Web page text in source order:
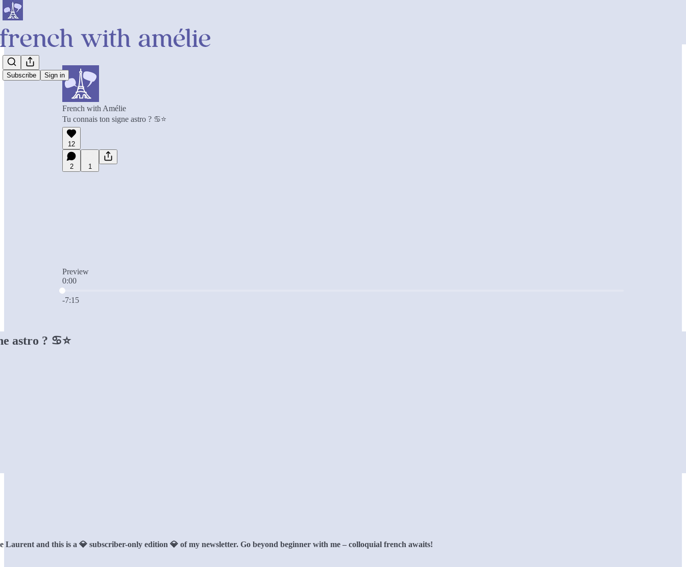
Subscribe Sign in
French with Amélie
Tu connais ton signe astro ? ♋︎⭐
12
2 1
Preview
0:00
Current time: 0:00 / Total time: -7:15
-7:15
astro ? ♋︎⭐
and this is a 💎 subscriber-only edition 💎 of my newsletter. Go beyond beginner with me – colloquial french awaits!